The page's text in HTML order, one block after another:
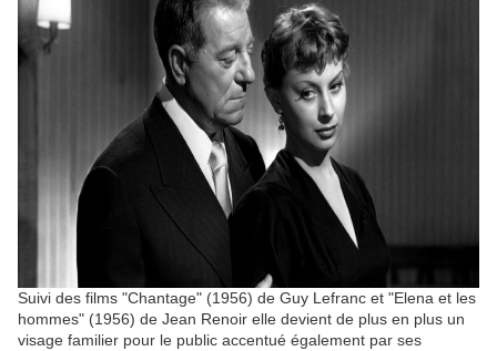
Suivi des films "Chantage" (1956) de Guy Lefranc et "Elena et les
hommes" (1956) de Jean Renoir elle devient de plus en plus un
visage familier pour le public accentué également par ses